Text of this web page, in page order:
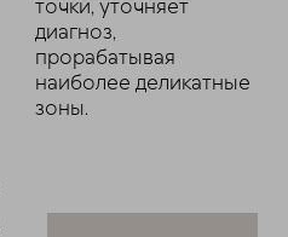
точки, уточняет
диагноз,
прорабатывая
наиболее деликатные
зоны.